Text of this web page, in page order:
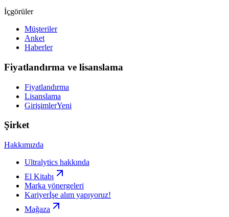
İçgörüler
Müşteriler
Anket
Haberler
Fiyatlandırma ve lisanslama
Fiyatlandırma
Lisanslama
GirişimlerYeni
Şirket
Hakkımızda
Ultralytics hakkında
El Kitabı
Marka yönergeleri
Kariyerİşe alım yapıyoruz!
Mağaza